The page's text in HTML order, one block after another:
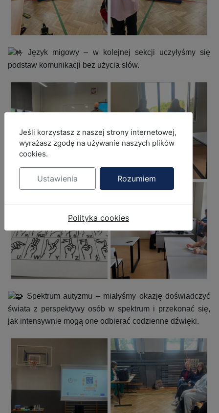
Język migowy – w kolejnej sekcji uczyłyśmy się
podstaw komunikacji bez użycia słów.
Spektrum autyzmu – miałyśmy okazję doświadczyć
świata z perspektywy osób w spektrum i przekonać się,
jak intensywnie mogą one odbierać codzienne dźwięki.
MOD_JBCOOKIES_LANG_HEADER_DEFAULT
Jeśli korzystasz z naszej strony internetowej,
wyrażasz zgodę na używanie naszych plików
cookies.
Ustawienia Rozumiem
Polityka cookies